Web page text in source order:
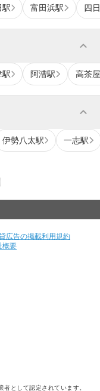
駅 富田浜駅 四
expand_more
駅 阿漕駅 高茶
expand_more
伊勢八太駅 一志駅
広告の掲載利用規約
概要
として認定されています。